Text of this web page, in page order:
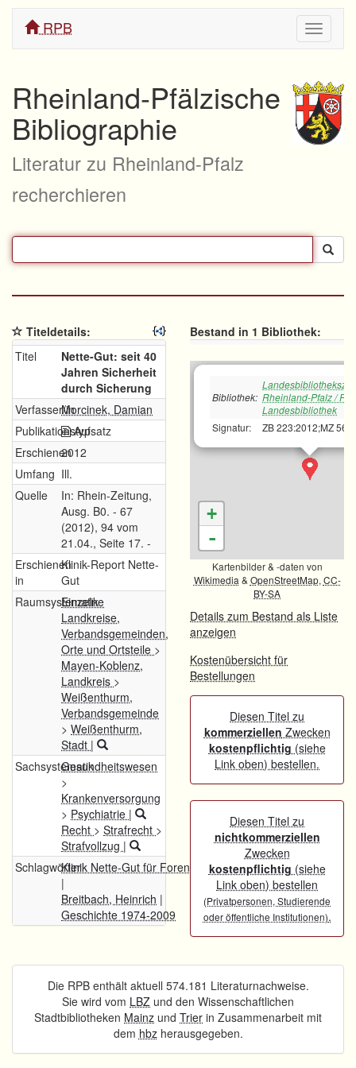
ein/
RPB
Rheinland-Pfälzische
Bibliographie
Literatur zu Rheinland-Pfalz
recherchieren
Titeldetails:
Titel
Nette-Gut: seit 40
Jahren Sicherheit
durch Sicherung
Verfasser/inMorcinek, Damian
PublikationstypAufsatz
Erschienen2012
Umfang Ill.
Quelle
In: Rhein-Zeitung,
Ausg. B0. - 67
(2012), 94 vom
21.04., Seite 17. -
Erschienen
in
Klinik-Report Nette-
Gut
Raumsystematik
Einzelne
Landkreise,
Verbandsgemeinden,
Orte und Ortsteile >
Mayen-Koblenz,
Landkreis >
Weißenthurm,
Verbandsgemeinde
> Weißenthurm,
Stadt |
SachsystematikGesundheitswesen
>
Krankenversorgung
> Psychiatrie |
Recht > Strafrecht >
Strafvollzug |
SchlagwörterKlinik Nette-Gut für Forensische Psychiatrie
|
Breitbach, Heinrich |
Geschichte 1974-2009
Bestand in 1 Bibliothek:
Bibliothek: Rheinland-Pfalz /
Landesbibliothek
Signatur:
ZB 223:2012;MZ
+
-
Kartenbilder & -daten von
Wikimedia & OpenStreetMap, CC-
BY-SA
Details zum Bestand als Liste
anzeigen
Kostenübersicht für
Bestellungen
Diesen Titel zu
kommerziellen Zwecken
kostenpflichtig (siehe
Link oben) bestellen.
Diesen Titel zu
nichtkommerziellen
Zwecken
kostenpflichtig (siehe
Link oben) bestellen
(Privatpersonen, Studierende
oder öffentliche Institutionen).
Die RPB enthält aktuell 574.181 Literaturnachweise.
Sie wird vom LBZ und den Wissenschaftlichen
Stadtbibliotheken Mainz und Trier in Zusammenarbeit mit
dem hbzherausgegeben.